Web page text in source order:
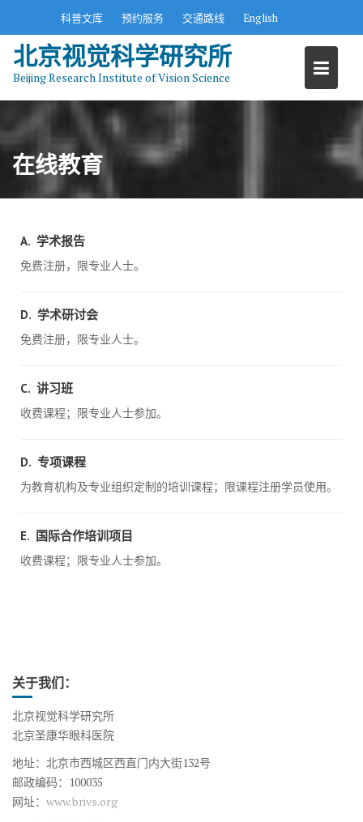
o
e
科普文库 预约服务 交通路线 English
北京视觉科学研究所
Beijing Research Institute of Vision Science
在线教育
A. 学术报告
免费注册，限专业人士。
D. 学术研讨会
免费注册，限专业人士。
C. 讲习班
收费课程；限专业人士参加。
D. 专项课程
为教育机构及专业组织定制的培训课程；限课程注册学员使用。
E. 国际合作培训项目
收费课程；限专业人士参加。
关于我们：
北京视觉科学研究所
北京圣康华眼科医院
地址：北京市西城区西直门内大街132号
邮政编码：100035
网址： www.brivs.org